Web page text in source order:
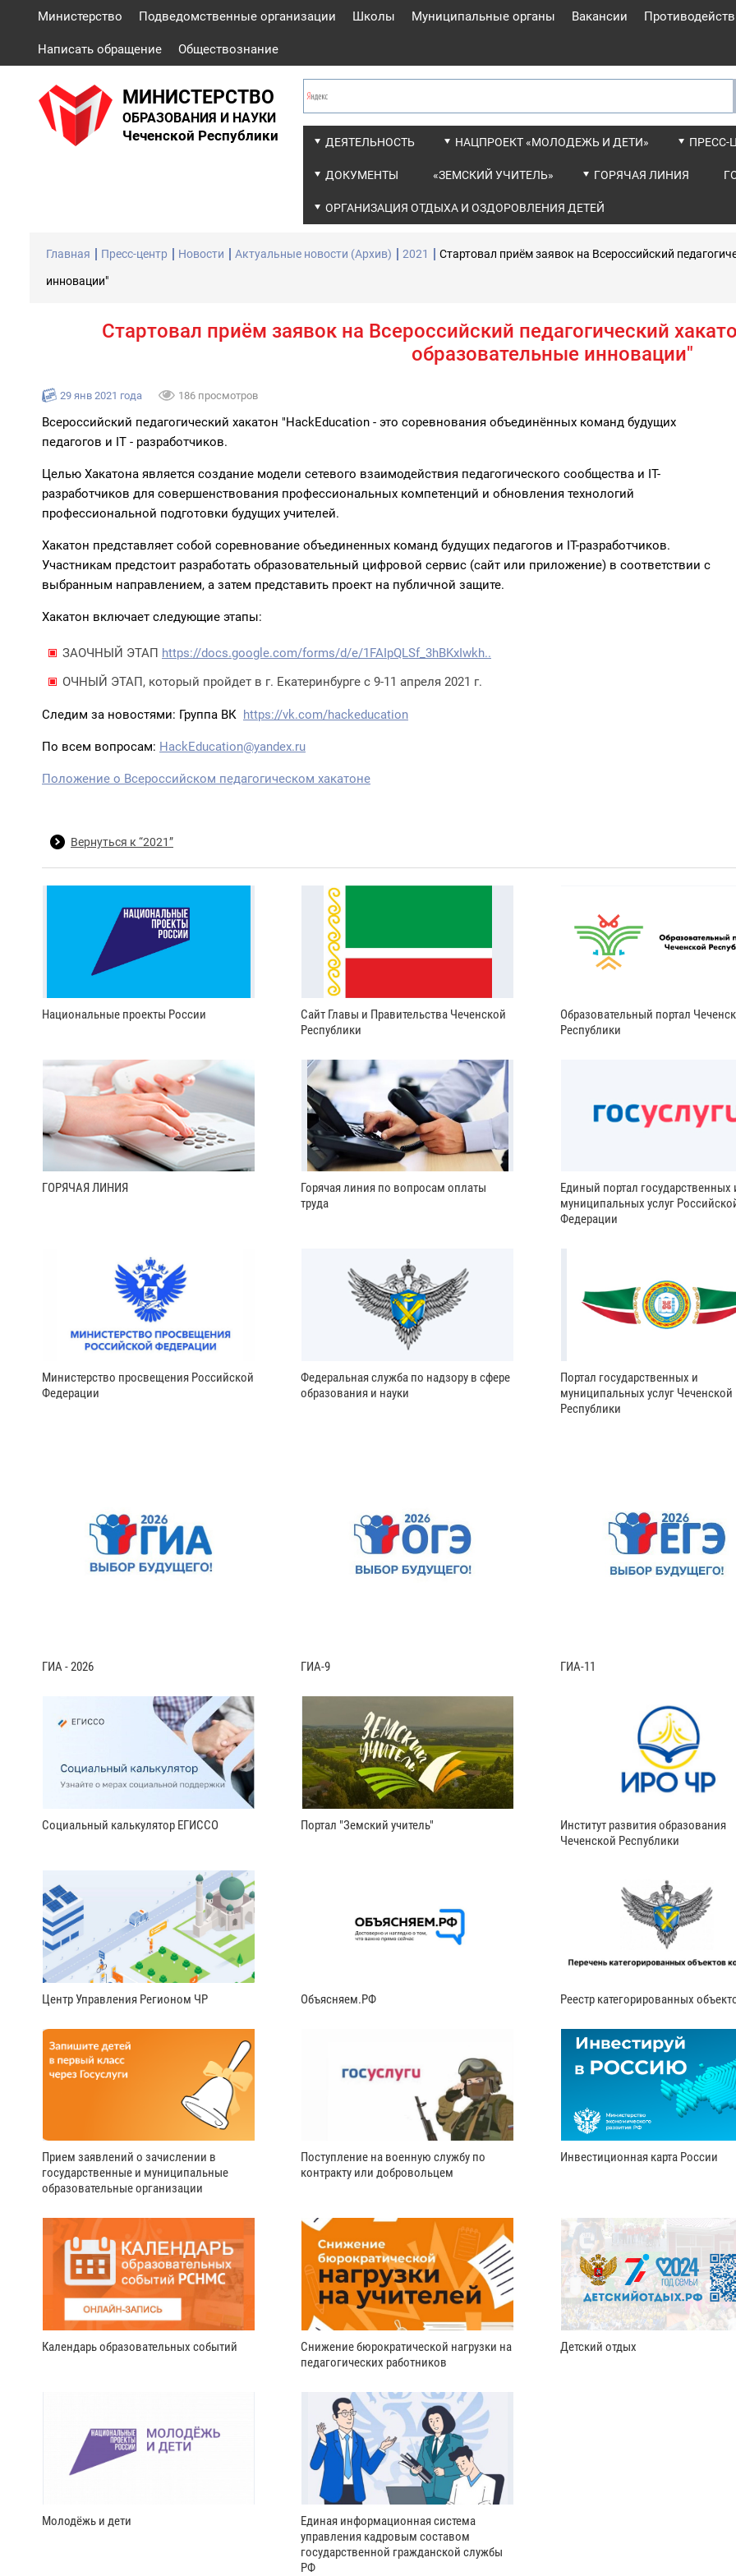
Министерство Подведомственные организации Школы Муниципальные органы Вакансии
Написать обращение Обществознание
МИНИСТЕРСТВО
ОБРАЗОВАНИЯ И НАУКИ
Чеченской Республики ДЕЯТЕЛЬНОСТЬ НАЦПРОЕКТ «МОЛОДЕЖЬ И ДЕТИ» ПРЕСС-
ДОКУМЕНТЫ «ЗЕМСКИЙ УЧИТЕЛЬ» ГОРЯЧАЯ ЛИНИЯ
ОРГАНИЗАЦИЯ ОТДЫХА И ОЗДОРОВЛЕНИЯ ДЕТЕЙ
Главная Пресс-центр Новости Актуальные новости (Архив) 2021 Стартовал приëм заявок на Всероссийский
инновации"
Стартовал приëм заявок на Всероссийский педагогический
образовательные инновации"
29 янв 2021 года 186 просмотров
Всероссийский педагогический хакатон "HackEducation - это соревнования объединëнных команд будущих
педагогов и IT - разработчиков.
Целью Хакатона является создание модели сетевого взаимодействия педагогического сообщества и IT-
разработчиков для совершенствования профессиональных компетенций и обновления технологий
профессиональной подготовки будущих учителей.
Хакатон представляет собой соревнование объединенных команд будущих педагогов и IT-разработчиков.
Участникам предстоит разработать образовательный цифровой сервис (сайт или приложение) в соответствии с
выбранным направлением, а затем представить проект на публичной защите.
Хакатон включает следующие этапы:
ЗАОЧНЫЙ ЭТАП https://docs.google.com/forms/d/e/1FAIpQLSf_3hBKxIwkh..
ОЧНЫЙ ЭТАП, который пройдет в г. Екатеринбурге с 9-11 апреля 2021 г.
Следим за новостями: Группа ВК https://vk.com/hackeducation
По всем вопросам: HackEducation@yandex.ru
Положение о Всероссийском педагогическом хакатоне
Вернуться к “2021”
Национальные проекты России
Сайт Главы и Правительства Чеченской
Республики
Образовательный портал
Республики
ГОРЯЧАЯ ЛИНИЯ
Горячая линия по вопросам оплаты
труда
Единый портал государственных
муниципальных услуг
Федерации
Министерство просвещения Российской
Федерации
Федеральная служба по надзору в сфере
образования и науки
Портал государственных и
муниципальных услуг Чеченской
Республики
ГИА - 2026 ГИА-9 ГИА-11
Социальный калькулятор ЕГИССО Портал "Земский учитель"
Институт развития образования
Чеченской Республики
Центр Управления Регионом ЧР Объясняем.РФ Реестр категорированных
Прием заявлений о зачислении в
государственные и муниципальные
образовательные организации
Поступление на военную службу по
контракту или добровольцем
Инвестиционная карта России
Календарь образовательных событий
Снижение бюрократической нагрузки на
педагогических работников
Детский отдых
Молодёжь и дети
Единая информационная система
управления кадровым составом
государственной гражданской службы
РФ